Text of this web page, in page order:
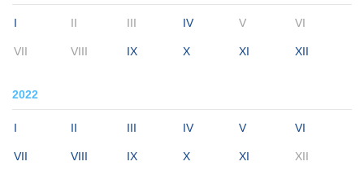
I II III IV V VI
VII VIII IX X XI XII
2022
I II III IV V VI
VII VIII IX X XI XII